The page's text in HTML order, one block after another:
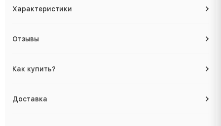
Характеристики
Отзывы
Как купить?
Доставка